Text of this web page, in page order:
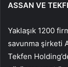
ASSAN VE
Yaklaşık 1200
savunma şirketi
Tekfen